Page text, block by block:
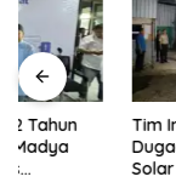
Tim Investigasi
Dugaan
Solar Subsidi,